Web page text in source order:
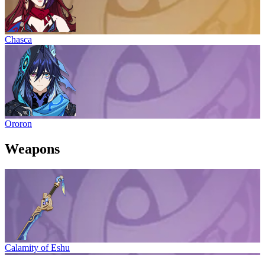
Chasca
Ororon
Weapons
Calamity of Eshu